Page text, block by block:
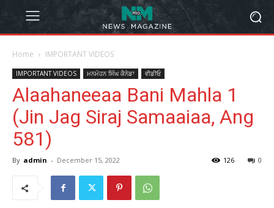
Home IMPORTANT VIDEOS
IMPORTANT VIDEOS ਮਨਮੋਹਨ ਸਿੰਘ ਕੈਨੇਡਾ ਵੀਡੀਓ
Alaahaneeaa Bani Mahla 1
(Jin Jag Siraj Samaaiaa, Ang
581)
By admin - December 15, 2022 0
126